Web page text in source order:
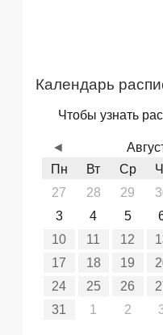
Календарь
Чтобы узнать
Пн
Вт Ср
27
28 29
3
4 5
10
11 12
17
18 19
24
25 26
31
1 2
◄